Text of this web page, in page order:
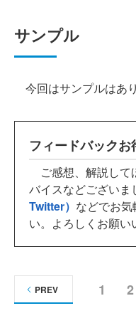
サンプル
今回はサンプルはあ
フィードバックお
ご感想、解説して
バイスなどございま
Twitter） などでお
い。よろしくお願い
1 2
PREV